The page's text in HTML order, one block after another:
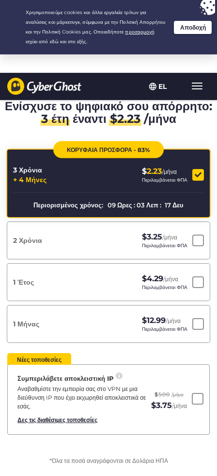
EL
Your choice:The Best Dealfor 3.3333333333333-years at $
/month
Ενίσχυσε το ψηφιακό σου απόρρητο:
3 έτηέναντι$2.23/μήνα
ΚΟΡΥΦΑΙΑ ΠΡΟΣΦΟΡΑ - 83%
3 Χρόνια
+ 4 Μήνες
$2.23/μήνα
Περιλαμβάνεται ΦΠΑ
Περιορισμένος χρόνος: 09Ωρες :03 Λεπ: 16Δευ
2 Χρόνια $3.25/μήνα
Περιλαμβάνεται ΦΠΑ
1 Έτος $4.29/μήνα
Περιλαμβάνεται ΦΠΑ
1 Μήνας $12.99/μήνα
Περιλαμβάνεται ΦΠΑ
Νέες τοποθεσίες
Συμπεριλάβετε αποκλειστική IP
Αναβαθμίστε την εμπειρία σας στο VPN με μια
διεύθυνση IP που έχει εκχωρηθεί αποκλειστικά σε
εσάς.
Δες τις διαθέσιμες τοποθεσίες
$5.00 /μήνα
$3.75/μήνα
*Όλα τα ποσά αναγράφονται σε Δολάρια ΗΠΑ